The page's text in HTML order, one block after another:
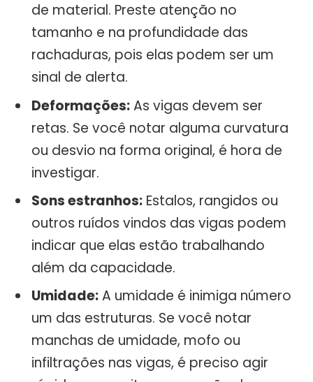
de material. Preste atenção no
tamanho e na profundidade das
rachaduras, pois elas podem ser um
sinal de alerta.
Deformações:As vigas devem ser
retas. Se você notar alguma curvatura
ou desvio na forma original, é hora de
investigar.
Sons estranhos: Estalos, rangidos ou
outros ruídos vindos das vigas podem
indicar que elas estão trabalhando
além da capacidade.
Umidade:A umidade é inimiga número
um das estruturas. Se você notar
manchas de umidade, mofo ou
infiltrações nas vigas, é preciso agir